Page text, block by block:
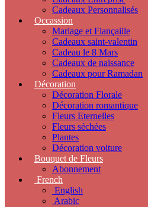
Cadeaux Personnalisés
Occassion
Mariage et Fiançaille
Cadeaux saint-valentin
Cadeau le 8 Mars
Cadeaux de naissance
Cadeaux pour Ramadan
Décoration
Décoration Florale
Décoration romantique
Fleurs Eternelles
Fleurs séchées
Plantes
Décoration voiture
Bouquet de Fleurs
Abonnement
French
English
Arabic